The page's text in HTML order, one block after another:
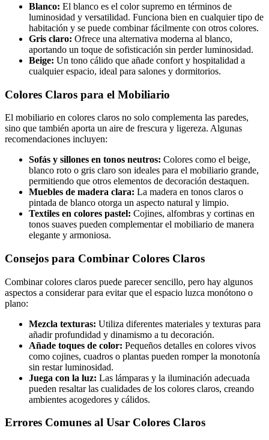
Blanco: El blanco es el color supremo en términos de
luminosidad y versatilidad. Funciona bien en cualquier tipo de
habitación y se puede combinar fácilmente con otros colores.
Gris claro: Ofrece una alternativa moderna al blanco,
aportando un toque de sofisticación sin perder luminosidad.
Beige: Un tono cálido que añade confort y hospitalidad a
cualquier espacio, ideal para salones y dormitorios.
Colores Claros para el Mobiliario
El mobiliario en colores claros no solo complementa las paredes,
sino que también aporta un aire de frescura y ligereza. Algunas
recomendaciones incluyen:
Sofás y sillones en tonos neutros: Colores como el beige,
blanco roto o gris claro son ideales para el mobiliario grande,
permitiendo que otros elementos de decoración destaquen.
Muebles de madera clara: La madera en tonos claros o
pintada de blanco otorga un aspecto natural y limpio.
Textiles en colores pastel: Cojines, alfombras y cortinas en
tonos suaves pueden complementar el mobiliario de manera
elegante y armoniosa.
Consejos para Combinar Colores Claros
Combinar colores claros puede parecer sencillo, pero hay algunos
aspectos a considerar para evitar que el espacio luzca monótono o
plano:
Mezcla texturas: Utiliza diferentes materiales y texturas para
añadir profundidad y dinamismo a tu decoración.
Añade toques de color: Pequeños detalles en colores vivos
como cojines, cuadros o plantas pueden romper la monotonía
sin restar luminosidad.
Juega con la luz: Las lámparas y la iluminación adecuada
pueden resaltar las cualidades de los colores claros, creando
ambientes acogedores y cálidos.
Errores Comunes al Usar Colores Claros